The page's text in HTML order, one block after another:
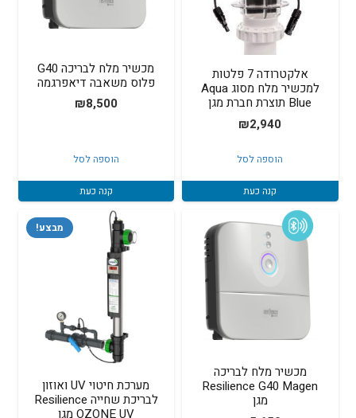
אלקטרודה 7 פלטות
למכשיר מלח מסוג Aqua
Blue תוצרת חברת מגן
₪2,940
הוספה לסל
קנה כעת
מכשיר מלח לבריכה G40
פלוס משאבה דיאפרגמה
₪8,500
הוספה לסל
קנה כעת
מכשיר מלח לבריכה
Resilience G40 Magen
מגן
מבצע!
מערכת חיטוי UV ואוזון
לבריכת שחייה Resilience
OZONE UV מגן